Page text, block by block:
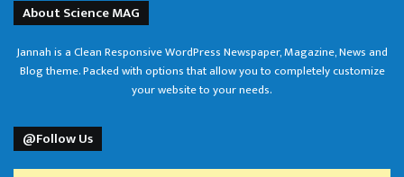
About Science MAG
Jannah is a Clean Responsive WordPress Newspaper, Magazine, News and
Blog theme. Packed with options that allow you to completely customize
your website to your needs.
@Follow Us